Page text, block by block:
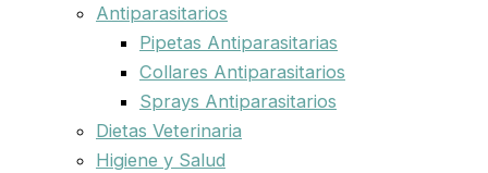
Antiparasitarios
Pipetas Antiparasitarias
Collares Antiparasitarios
Sprays Antiparasitarios
Dietas Veterinaria
Higiene y Salud